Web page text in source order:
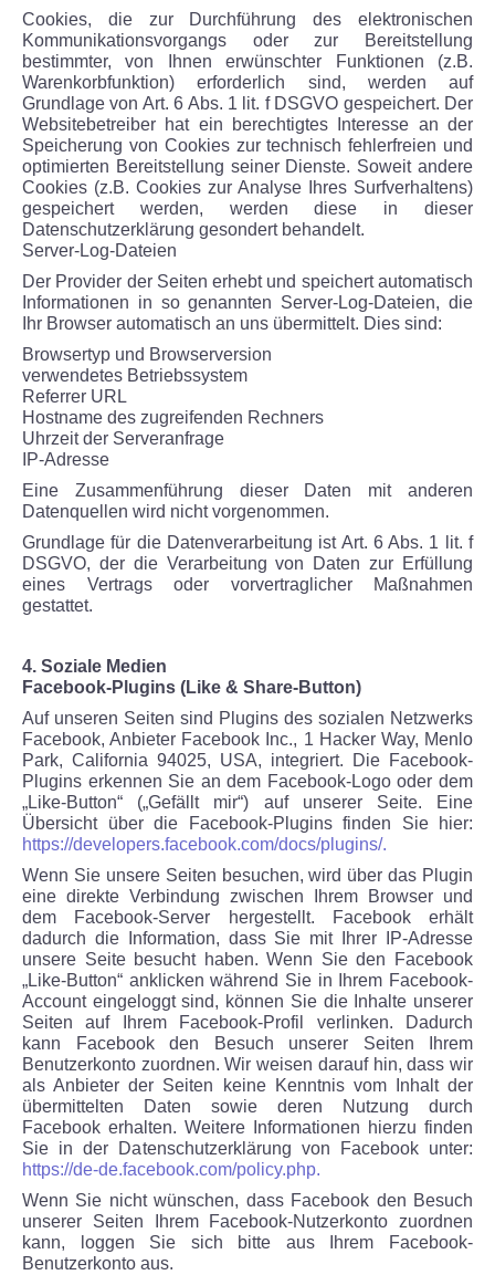
Cookies, die zur Durchführung des elektronischen
Kommunikationsvorgangs oder zur Bereitstellung
bestimmter, von Ihnen erwünschter Funktionen (z.B.
Warenkorbfunktion) erforderlich sind, werden auf
Grundlage von Art. 6 Abs. 1 lit. f DSGVO gespeichert. Der
Websitebetreiber hat ein berechtigtes Interesse an der
Speicherung von Cookies zur technisch fehlerfreien und
optimierten Bereitstellung seiner Dienste. Soweit andere
Cookies (z.B. Cookies zur Analyse Ihres Surfverhaltens)
gespeichert werden, werden diese in dieser
Datenschutzerklärung gesondert behandelt.
Server-Log-Dateien
Der Provider der Seiten erhebt und speichert automatisch
Informationen in so genannten Server-Log-Dateien, die
Ihr Browser automatisch an uns übermittelt. Dies sind:
Browsertyp und Browserversion
verwendetes Betriebssystem
Referrer URL
Hostname des zugreifenden Rechners
Uhrzeit der Serveranfrage
IP-Adresse
Eine Zusammenführung dieser Daten mit anderen
Datenquellen wird nicht vorgenommen.
Grundlage für die Datenverarbeitung ist Art. 6 Abs. 1 lit. f
DSGVO, der die Verarbeitung von Daten zur Erfüllung
eines Vertrags oder vorvertraglicher Maßnahmen
gestattet.
4. Soziale Medien
Facebook-Plugins (Like & Share-Button)
Auf unseren Seiten sind Plugins des sozialen Netzwerks
Facebook, Anbieter Facebook Inc., 1 Hacker Way, Menlo
Park, California 94025, USA, integriert. Die Facebook-
Plugins erkennen Sie an dem Facebook-Logo oder dem
„Like-Button“ („Gefällt mir“) auf unserer Seite. Eine
Übersicht über die Facebook-Plugins finden Sie hier:
https://developers.facebook.com/docs/plugins/.
Wenn Sie unsere Seiten besuchen, wird über das Plugin
eine direkte Verbindung zwischen Ihrem Browser und
dem Facebook-Server hergestellt. Facebook erhält
dadurch die Information, dass Sie mit Ihrer IP-Adresse
unsere Seite besucht haben. Wenn Sie den Facebook
„Like-Button“ anklicken während Sie in Ihrem Facebook-
Account eingeloggt sind, können Sie die Inhalte unserer
Seiten auf Ihrem Facebook-Profil verlinken. Dadurch
kann Facebook den Besuch unserer Seiten Ihrem
Benutzerkonto zuordnen. Wir weisen darauf hin, dass wir
als Anbieter der Seiten keine Kenntnis vom Inhalt der
übermittelten Daten sowie deren Nutzung durch
Facebook erhalten. Weitere Informationen hierzu finden
Sie in der Datenschutzerklärung von Facebook unter:
https://de-de.facebook.com/policy.php.
Wenn Sie nicht wünschen, dass Facebook den Besuch
unserer Seiten Ihrem Facebook-Nutzerkonto zuordnen
kann, loggen Sie sich bitte aus Ihrem Facebook-
Benutzerkonto aus.